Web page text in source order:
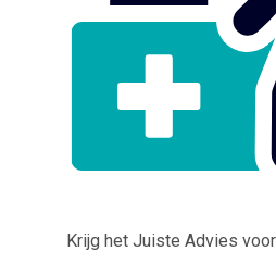
Krijg het Juiste Advies